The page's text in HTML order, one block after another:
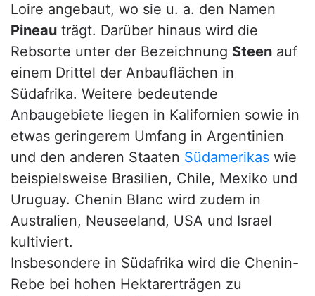
Loire angebaut, wo sie u. a. den Namen
Pineau trägt. Darüber hinaus wird die
Rebsorte unter der Bezeichnung Steen auf
einem Drittel der Anbauflächen in
Südafrika. Weitere bedeutende
Anbaugebiete liegen in Kalifornien sowie in
etwas geringerem Umfang in Argentinien
und den anderen Staaten Südamerikas wie
beispielsweise Brasilien, Chile, Mexiko und
Uruguay. Chenin Blanc wird zudem in
Australien, Neuseeland, USA und Israel
kultiviert.
Insbesondere in Südafrika wird die Chenin-
Rebe bei hohen Hektarerträgen zu